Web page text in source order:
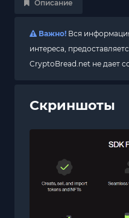
Описание
Важно! Вся
интереса,
CryptoBread.net не дает
Скриншоты